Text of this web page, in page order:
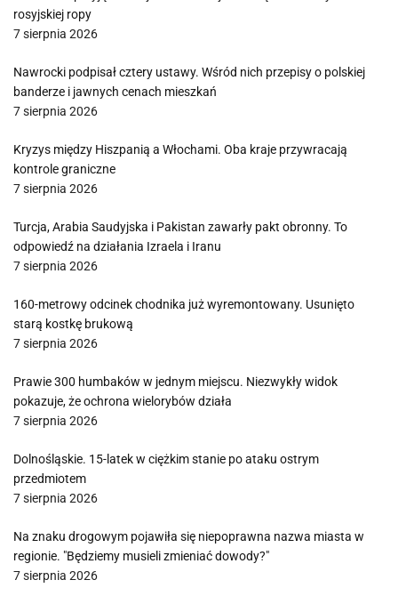
rosyjskiej ropy
7 sierpnia 2026
Nawrocki podpisał cztery ustawy. Wśród nich przepisy o polskiej
banderze i jawnych cenach mieszkań
7 sierpnia 2026
Kryzys między Hiszpanią a Włochami. Oba kraje przywracają
kontrole graniczne
7 sierpnia 2026
Turcja, Arabia Saudyjska i Pakistan zawarły pakt obronny. To
odpowiedź na działania Izraela i Iranu
7 sierpnia 2026
160-metrowy odcinek chodnika już wyremontowany. Usunięto
starą kostkę brukową
7 sierpnia 2026
Prawie 300 humbaków w jednym miejscu. Niezwykły widok
pokazuje, że ochrona wielorybów działa
7 sierpnia 2026
Dolnośląskie. 15-latek w ciężkim stanie po ataku ostrym
przedmiotem
7 sierpnia 2026
Na znaku drogowym pojawiła się niepoprawna nazwa miasta w
regionie. "Będziemy musieli zmieniać dowody?"
7 sierpnia 2026